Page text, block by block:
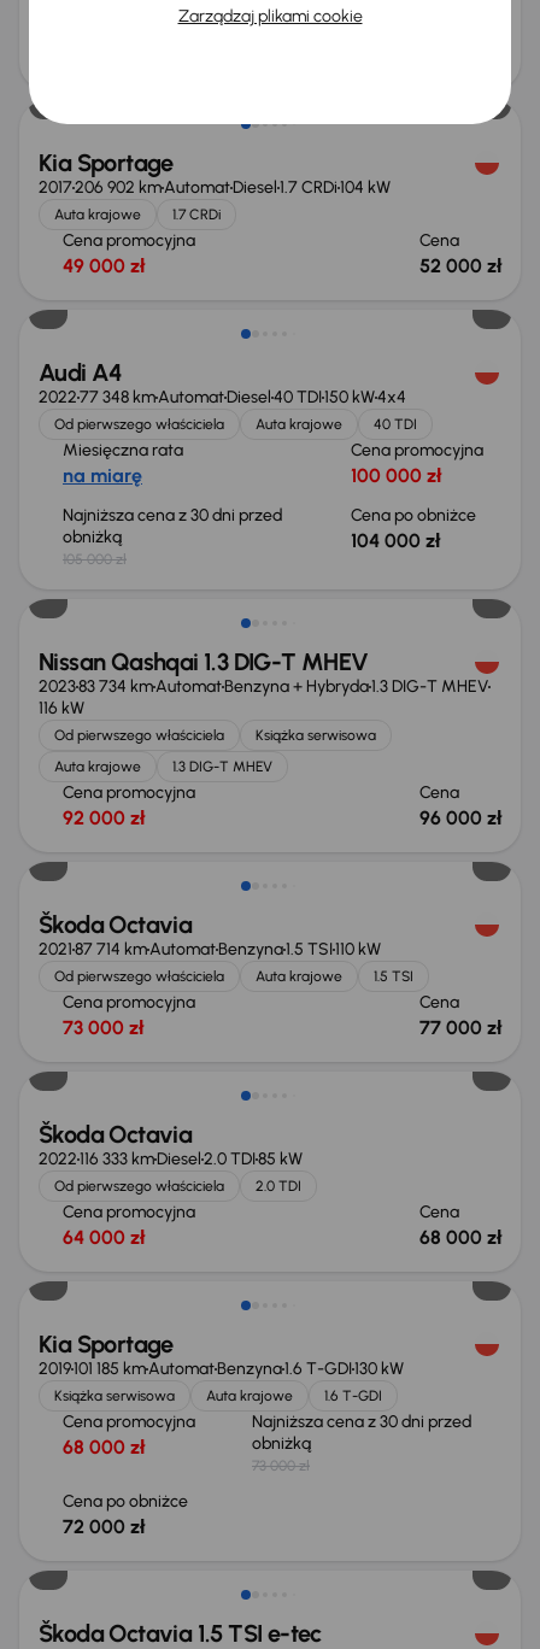
Cena promocyjna
Kia Sportage
2017206 902 kmAutomatDiesel1.7 CRDi104 kW
Auta krajowe 1.7 CRDi
Cena promocyjna
49 000 zł
Cena
52 000 zł
Taniej o 1 000 zł
Audi A4
202277 348 kmAutomatDiesel40 TDI150 kW4x4
Od pierwszego właściciela Auta krajowe 40 TDI
Miesięczna rata
na miarę
Cena promocyjna
100 000 zł
Najniższa cena z 30 dni przed
obniżką
105 000 zł
Cena po obniżce
104 000 zł
Możliwość odliczenia VAT
Nissan Qashqai 1.3 DIG-T MHEV
202383 734 kmAutomatBenzyna + Hybryda1.3 DIG-T MHEV
116 kW
Od pierwszego właściciela
Książka serwisowa
Auta krajowe
1.3 DIG-T MHEV
Cena promocyjna
92 000 zł
Cena
96 000 zł
Możliwość odliczenia VAT
Škoda Octavia
202187 714 kmAutomatBenzyna1.5 TSI110 kW
Od pierwszego właściciela Auta krajowe 1.5 TSI
Cena promocyjna
73 000 zł
Cena
77 000 zł
Możliwość odliczenia VAT
Škoda Octavia
2022116 333 kmDiesel2.0 TDI85 kW
Od pierwszego właściciela 2.0 TDI
Cena promocyjna
64 000 zł
Cena
68 000 zł
Taniej o 1 000 zł
Kia Sportage
2019101 185 kmAutomatBenzyna1.6 T-GDI130 kW
Książka serwisowa Auta krajowe 1.6 T-GDI
Cena promocyjna
68 000 zł
Najniższa cena z 30 dni przed
obniżką
73 000 zł
Cena po obniżce
72 000 zł
Škoda Octavia 1.5 TSI e-tec
Zarządzaj plikami cookie